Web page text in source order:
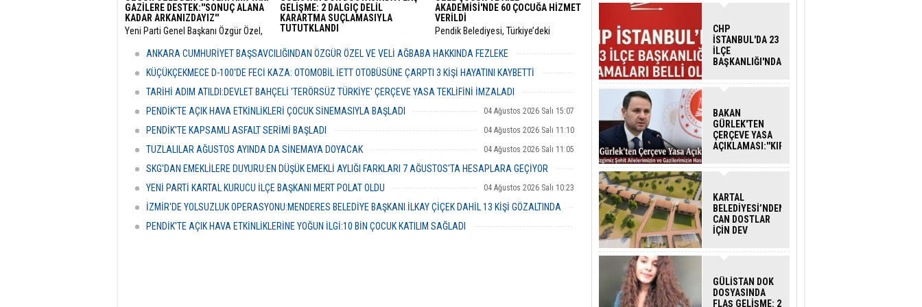
GAZİLERE DESTEK:''SONUÇ ALANA
KADAR ARKANIZDAYIZ''
​Yeni Parti Genel Başkanı Özgür Özel,
sürdüren şehit yakınları ve gazileri
ziyaret ederek destek mesajı verdi.
GELİŞME: 2 DALGIÇ DELİL
KARARTMA SUÇLAMASIYLA
TUTUTKLANDI
Munzur Üniversitesi öğrencisi Gülistan
gelişme yaşandı.
AKADEMİSİ'NDE 60 ÇOCUĞA HİZMET
VERİLDİ
Pendik Belediyesi, Türkiye’deki
özelliği taşıyan “Özel Çocuk ve Aile
tamamladı.
ANKARA CUMHURİYET BAŞSAVCILIĞINDAN ÖZGÜR ÖZEL VE VELİ AĞBABA HAKKINDA FEZLEKE
05 Ağustos 2026 Çarşamba 10:19
KÜÇÜKÇEKMECE D-100'DE FECİ KAZA: OTOMOBİL İETT OTOBÜSÜNE ÇARPTI 3 KİŞİ HAYATINI KAYBETTİ
05 Ağustos 2026 Çarşamba 10:06
TARİHİ ADIM ATILDI:DEVLET BAHÇELİ 'TERÖRSÜZ TÜRKİYE' ÇERÇEVE YASA TEKLİFİNİ İMZALADI
04 Ağustos 2026 Salı 16:18
PENDİK'TE AÇIK HAVA ETKİNLİKLERİ ÇOCUK SİNEMASIYLA BAŞLADI 04 Ağustos 2026 Salı 15:07
PENDİK'TE KAPSAMLI ASFALT SERİMİ BAŞLADI 04 Ağustos 2026 Salı 11:10
TUZLALILAR AĞUSTOS AYINDA DA SİNEMAYA DOYACAK 04 Ağustos 2026 Salı 11:05
SKG'DAN EMEKLİLERE DUYURU:EN DÜŞÜK EMEKLİ AYLIĞI FARKLARI 7 AĞUSTOS'TA HESAPLARA GEÇİYOR
04 Ağustos 2026 Salı 10:43
YENİ PARTİ KARTAL KURUCU İLÇE BAŞKANI MERT POLAT OLDU 04 Ağustos 2026 Salı 10:23
İZMİR'DE YOLSUZLUK OPERASYONU:MENDERES BELEDİYE BAŞKANI İLKAY ÇİÇEK DAHİL 13 KİŞİ GÖZALTINDA
PENDİK'TE AÇIK HAVA ETKİNLİKLERİNE YOĞUN İLGİ:10 BİN ÇOCUK KATILIM SAĞLADI
CHP
İSTANBUL'DA 23
İLÇE
BAŞKANLIĞI'NDA
GERÇEKLEŞTİ
BAKAN
GÜRLEK'TEN
ÇERÇEVE YASA
AÇIKLAMASI:''KIRMIZI
AİLELERİ VE
KARTAL
BELEDİYESİ’NDEN
CAN DOSTLAR
İÇİN DEV
GÜLİSTAN DOK
DOSYASINDA
FLAŞ GELİŞME: 2